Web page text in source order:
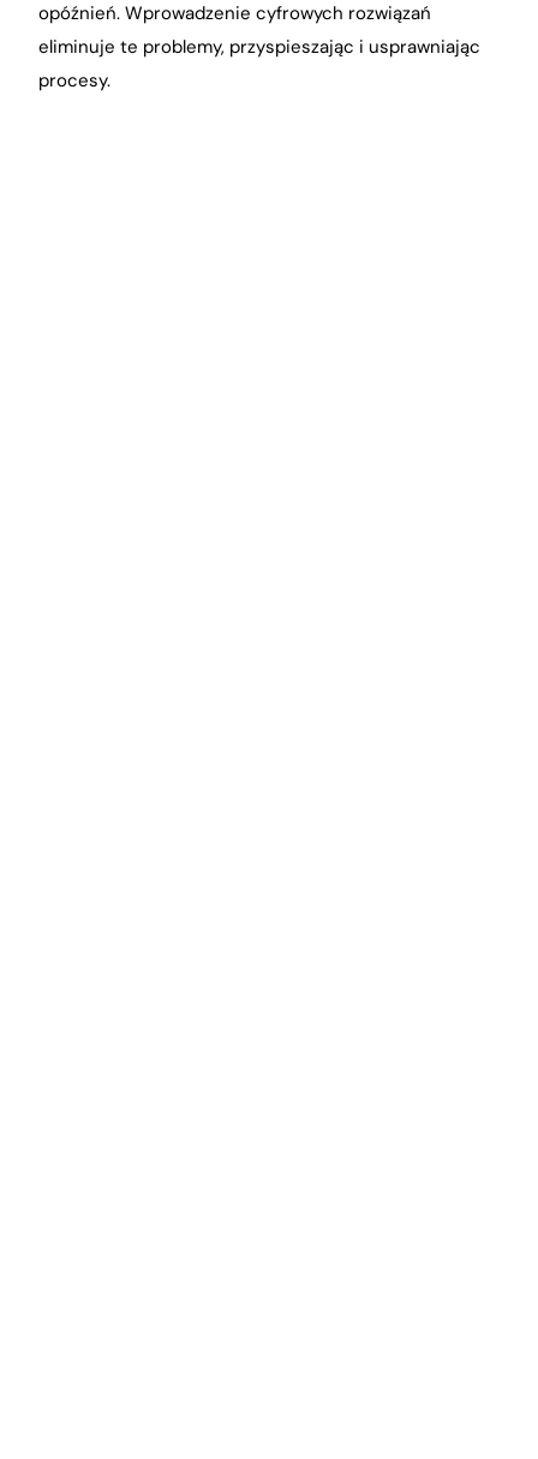
opóźnień. Wprowadzenie cyfrowych rozwiązań
eliminuje te problemy, przyspieszając i usprawniając
procesy.